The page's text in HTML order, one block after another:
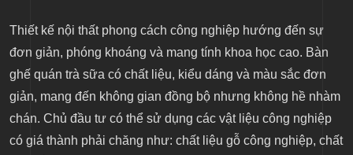
Thiết kế nội thất phong cách công nghiệp hướng đến sự
đơn giản, phóng khoáng và mang tính khoa học cao. Bàn
ghế quán trà sữa có chất liệu, kiểu dáng và màu sắc đơn
giản, mang đến không gian đồng bộ nhưng không hề nhàm
chán. Chủ đầu tư có thể sử dụng các vật liệu công nghiệp
có giá thành phải chăng như: chất liệu gỗ công nghiệp, chất